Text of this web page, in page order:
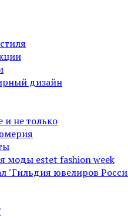
дизайн
и не только
моды estet fashion week
"Гильдия ювелиров